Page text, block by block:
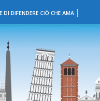
DI DIFENDERE CIÒ CHE AMA |